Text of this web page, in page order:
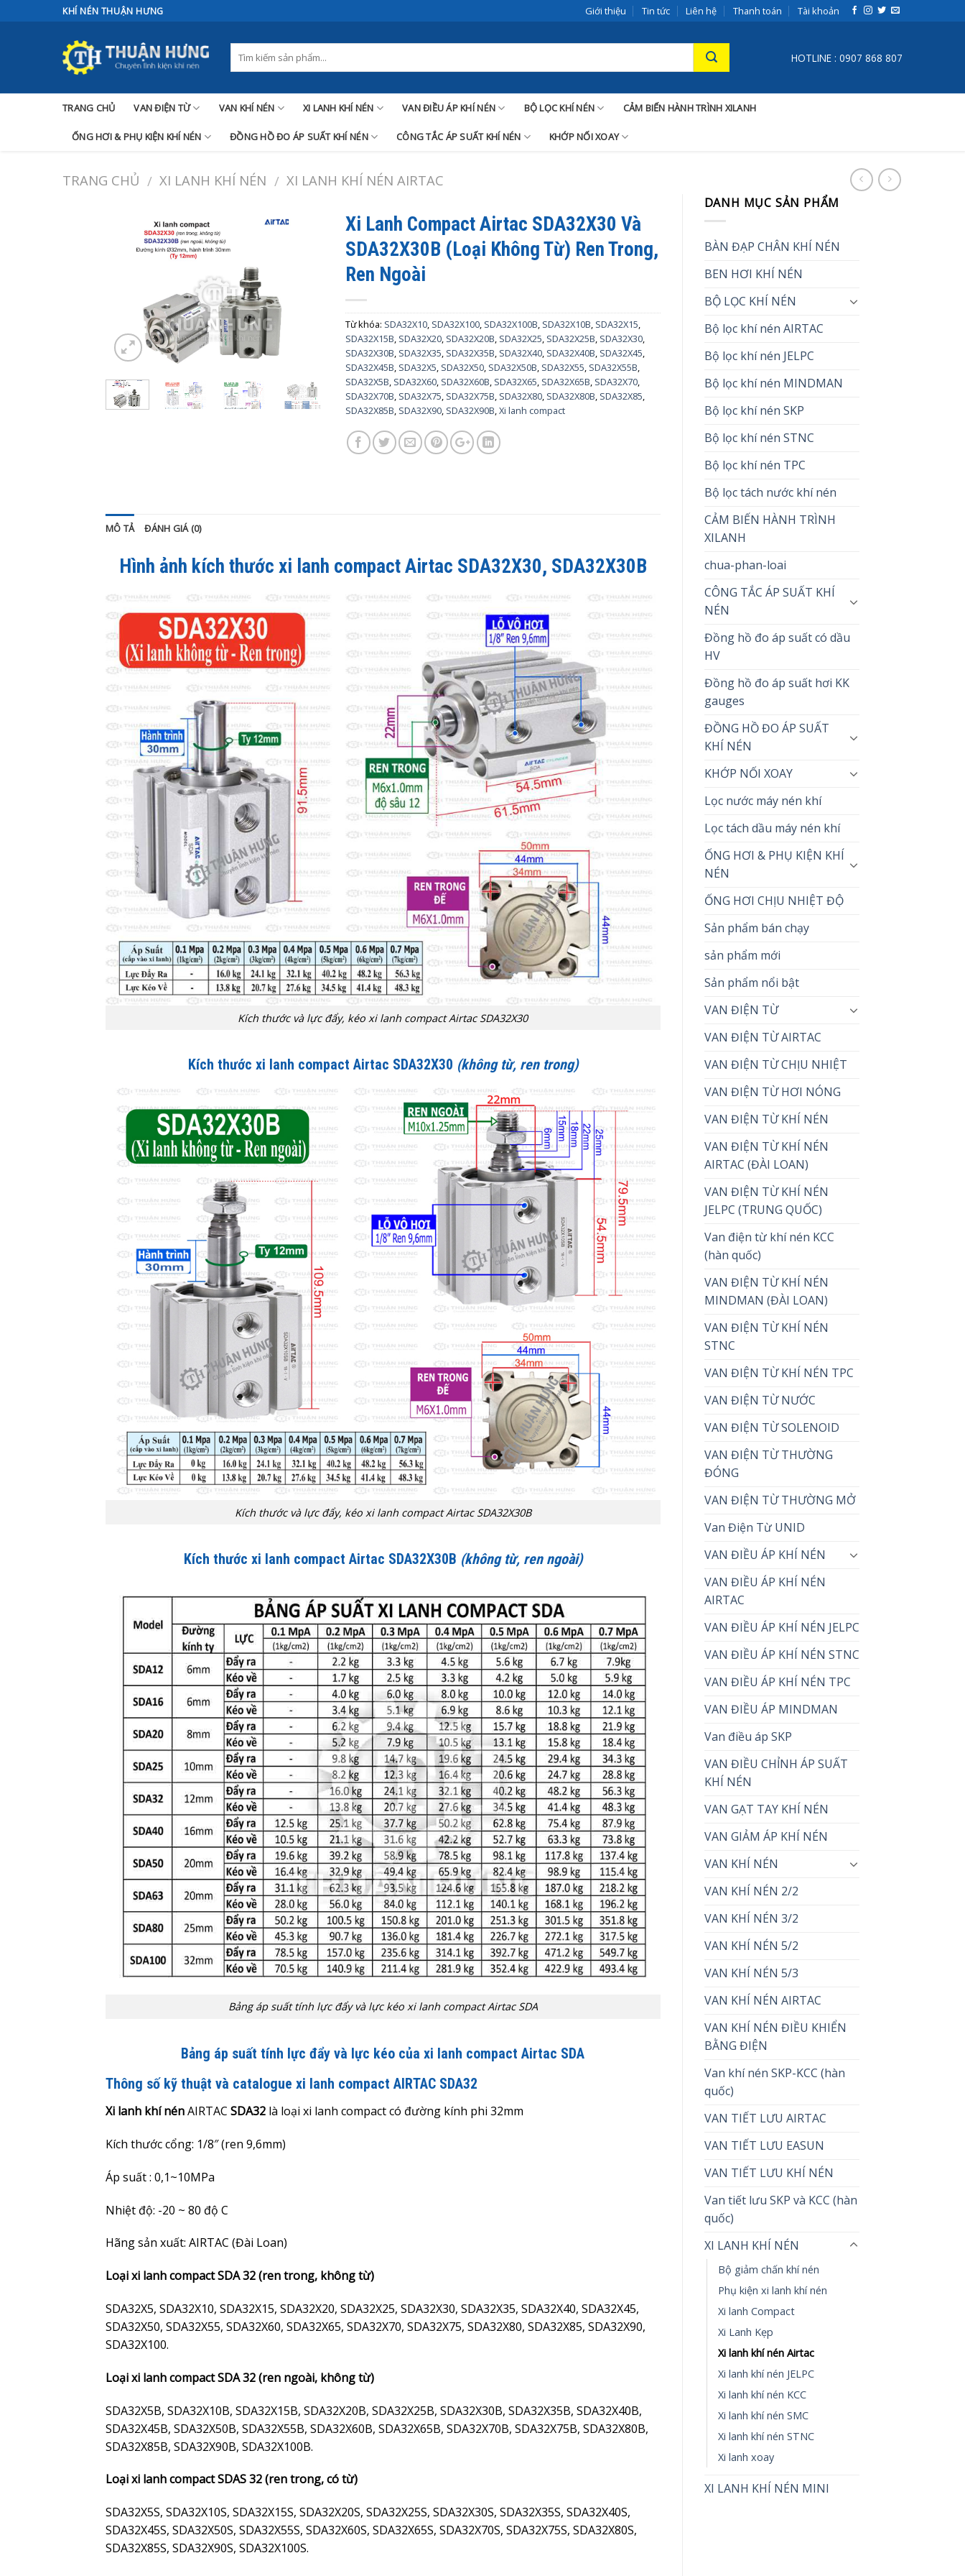
to
KHÍ NÉN THUẬN HƯNG Giới thiệu Tin tức Liên hệ Thanh toán Tài khoản
HOTLINE : 0907 868 807
TRANG CHỦ VAN ĐIỆN TỪ VAN KHÍ NÉN XI LANH KHÍ NÉN VAN ĐIỀU ÁP KHÍ NÉN BỘ LỌC KHÍ NÉN CẢM BIẾN HÀNH TRÌNH XILANH
ỐNG HƠI & PHỤ KIỆN KHÍ NÉN ĐỒNG HỒ ĐO ÁP SUẤT KHÍ NÉN CÔNG TẮC ÁP SUẤT KHÍ NÉN KHỚP NỐI XOAY
TRANG CHỦ / XI LANH KHÍ NÉN / XI LANH KHÍ NÉN AIRTAC
Xi Lanh Compact Airtac SDA32X30 Và
SDA32X30B (Loại Không Từ) Ren Trong,
Ren Ngoài
Từ khóa: SDA32X10, SDA32X100, SDA32X100B, SDA32X10B, SDA32X15,
SDA32X15B, SDA32X20, SDA32X20B, SDA32X25, SDA32X25B, SDA32X30,
SDA32X30B, SDA32X35, SDA32X35B, SDA32X40, SDA32X40B, SDA32X45,
SDA32X45B, SDA32X5, SDA32X50, SDA32X50B, SDA32X55, SDA32X55B,
SDA32X5B, SDA32X60, SDA32X60B, SDA32X65, SDA32X65B, SDA32X70,
SDA32X70B, SDA32X75, SDA32X75B, SDA32X80, SDA32X80B, SDA32X85,
SDA32X85B, SDA32X90, SDA32X90B,Xi lanh compact
MÔ TẢ ĐÁNH GIÁ (0)
Hình ảnh kích thước xi lanh compact Airtac SDA32X30, SDA32X30B
Kích thước và lực đẩy, kéo xi lanh compact Airtac SDA32X30
Kích thước xi lanh compact Airtac SDA32X30 (không từ, ren trong)
Kích thước và lực đẩy, kéo xi lanh compact Airtac SDA32X30B
Kích thước xi lanh compact Airtac SDA32X30B (không từ, ren ngoài)
Bảng áp suất tính lực đẩy và lực kéo xi lanh compact Airtac SDA
Bảng áp suất tính lực đẩy và lực kéo của xi lanh compact Airtac SDA
Thông số kỹ thuật và catalogue xi lanh compact AIRTAC SDA32
Xi lanh khí nénAIRTAC SDA32 là loại xi lanh compact có đường kính phi 32mm
Kích thước cổng: 1/8″ (ren 9,6mm)
Áp suất : 0,1~10MPa
Nhiệt độ: -20 ~ 80 độ C
Hãng sản xuất: AIRTAC (Đài Loan)
Loại xi lanh compact SDA 32 (ren trong, không từ)
SDA32X5, SDA32X10, SDA32X15, SDA32X20, SDA32X25, SDA32X30, SDA32X35, SDA32X40, SDA32X45,
SDA32X50, SDA32X55, SDA32X60, SDA32X65, SDA32X70, SDA32X75, SDA32X80, SDA32X85, SDA32X90,
SDA32X100.
Loại xi lanh compact SDA 32 (ren ngoài, không từ)
SDA32X5B, SDA32X10B, SDA32X15B, SDA32X20B, SDA32X25B, SDA32X30B, SDA32X35B, SDA32X40B,
SDA32X45B, SDA32X50B, SDA32X55B, SDA32X60B, SDA32X65B, SDA32X70B, SDA32X75B, SDA32X80B,
SDA32X85B, SDA32X90B, SDA32X100B.
Loại xi lanh compact SDAS 32 (ren trong, có từ)
SDA32X5S, SDA32X10S, SDA32X15S, SDA32X20S, SDA32X25S, SDA32X30S, SDA32X35S, SDA32X40S,
SDA32X45S, SDA32X50S, SDA32X55S, SDA32X60S, SDA32X65S, SDA32X70S, SDA32X75S, SDA32X80S,
SDA32X85S, SDA32X90S, SDA32X100S.
DANH MỤC SẢN PHẨM
BÀN ĐẠP CHÂN KHÍ NÉN
BEN HƠI KHÍ NÉN
BỘ LỌC KHÍ NÉN
Bộ lọc khí nén AIRTAC
Bộ lọc khí nén JELPC
Bộ lọc khí nén MINDMAN
Bộ lọc khí nén SKP
Bộ lọc khí nén STNC
Bộ lọc khí nén TPC
Bộ lọc tách nước khí nén
CẢM BIẾN HÀNH TRÌNH
XILANH
chua-phan-loai
CÔNG TẮC ÁP SUẤT KHÍ
NÉN
Đồng hồ đo áp suất có dầu
HV
Đồng hồ đo áp suất hơi KK
gauges
ĐỒNG HỒ ĐO ÁP SUẤT
KHÍ NÉN
KHỚP NỐI XOAY
Lọc nước máy nén khí
Lọc tách dầu máy nén khí
ỐNG HƠI & PHỤ KIỆN KHÍ
NÉN
ỐNG HƠI CHỊU NHIỆT ĐỘ
Sản phẩm bán chạy
sản phẩm mới
Sản phẩm nổi bật
VAN ĐIỆN TỪ
VAN ĐIỆN TỪ AIRTAC
VAN ĐIỆN TỪ CHỊU NHIỆT
VAN ĐIỆN TỪ HƠI NÓNG
VAN ĐIỆN TỪ KHÍ NÉN
VAN ĐIỆN TỪ KHÍ NÉN
AIRTAC (ĐÀI LOAN)
VAN ĐIỆN TỪ KHÍ NÉN
JELPC (TRUNG QUỐC)
Van điện từ khí nén KCC
(hàn quốc)
VAN ĐIỆN TỪ KHÍ NÉN
MINDMAN (ĐÀI LOAN)
VAN ĐIỆN TỪ KHÍ NÉN
STNC
VAN ĐIỆN TỪ KHÍ NÉN TPC
VAN ĐIỆN TỪ NƯỚC
VAN ĐIỆN TỪ SOLENOID
VAN ĐIỆN TỪ THƯỜNG
ĐÓNG
VAN ĐIỆN TỪ THƯỜNG MỞ
Van Điện Từ UNID
VAN ĐIỀU ÁP KHÍ NÉN
VAN ĐIỀU ÁP KHÍ NÉN
AIRTAC
VAN ĐIỀU ÁP KHÍ NÉN JELPC
VAN ĐIỀU ÁP KHÍ NÉN STNC
VAN ĐIỀU ÁP KHÍ NÉN TPC
VAN ĐIỀU ÁP MINDMAN
Van điều áp SKP
VAN ĐIỀU CHỈNH ÁP SUẤT
KHÍ NÉN
VAN GẠT TAY KHÍ NÉN
VAN GIẢM ÁP KHÍ NÉN
VAN KHÍ NÉN
VAN KHÍ NÉN 2/2
VAN KHÍ NÉN 3/2
VAN KHÍ NÉN 5/2
VAN KHÍ NÉN 5/3
VAN KHÍ NÉN AIRTAC
VAN KHÍ NÉN ĐIỀU KHIỂN
BẰNG ĐIỆN
Van khí nén SKP-KCC (hàn
quốc)
VAN TIẾT LƯU AIRTAC
VAN TIẾT LƯU EASUN
VAN TIẾT LƯU KHÍ NÉN
Van tiết lưu SKP và KCC (hàn
quốc)
XI LANH KHÍ NÉN
Bộ giảm chấn khí nén
Phụ kiện xi lanh khí nén
Xi lanh Compact
Xi Lanh Kẹp
Xi lanh khí nén Airtac
Xi lanh khí nén JELPC
Xi lanh khí nén KCC
Xi lanh khí nén SMC
Xi lanh khí nén STNC
Xi lanh xoay
XI LANH KHÍ NÉN MINI